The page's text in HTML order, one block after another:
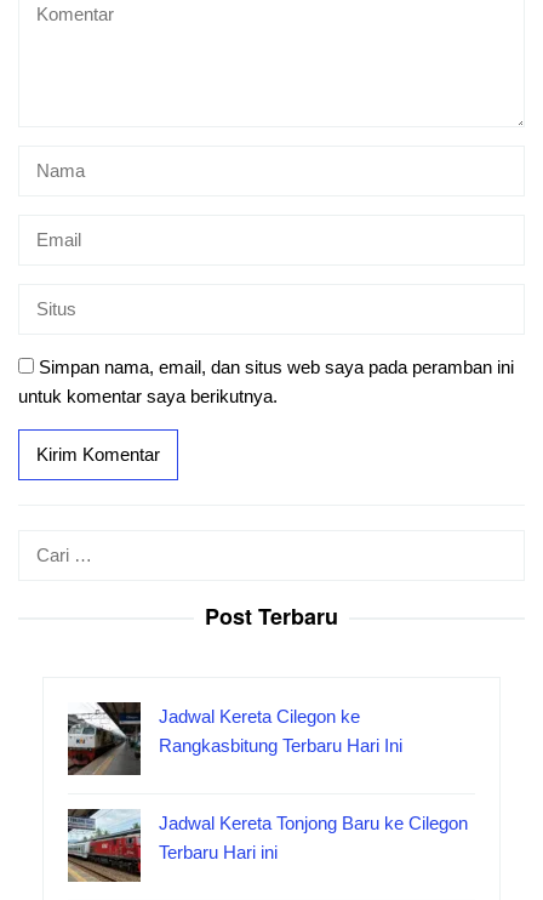
Simpan nama, email, dan situs web saya pada peramban ini
untuk komentar saya berikutnya.
Post Terbaru
Jadwal Kereta Cilegon ke
Rangkasbitung Terbaru Hari Ini
Jadwal Kereta Tonjong Baru ke Cilegon
Terbaru Hari ini